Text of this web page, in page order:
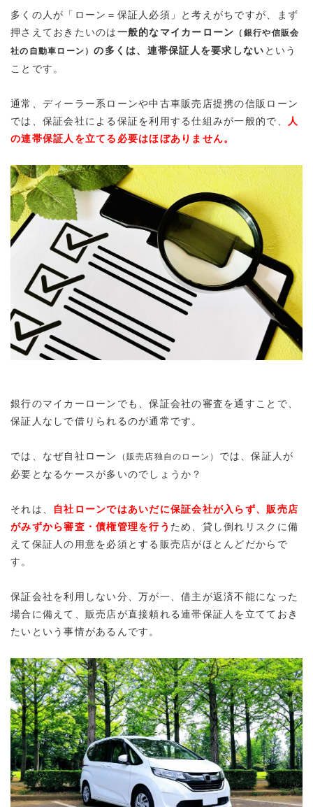
多くの人が「ローン＝保証人必須」と考えがちですが、まず
押さえておきたいのは一般的なマイカーローン （銀行や信販会
社の自動車ローン）の多くは、連帯保証人を要求しない という
ことです。
通常、ディーラー系ローンや中古車販売店提携の信販ローン
では、 保証会社による保証を利用する仕組みが一般的で、
人
の連帯保証人を立てる必要はほぼありません。
銀行のマイカーローンでも、保証会社の審査を通すことで、
保証人なしで借りられるのが通常です。
では、なぜ自社ローン （販売店独自のローン）
では、保証人が
必要となるケースが多いのでしょうか？
それは、
自社ローンではあいだに保証会社が入らず、販売店
がみずから審査・債権管理を行う ため、貸し倒れリスクに備
えて保証人の用意を必須とする販売店がほとんどだからで
す。
保証会社を利用しない分、万が一、借主が返済不能になった
場合に備えて、販売店が直接頼れる連帯保証人を立てておき
たいという事情があるんです。